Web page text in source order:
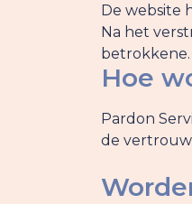
De website
Na het
betrokkene.
Hoe
Pardon
de